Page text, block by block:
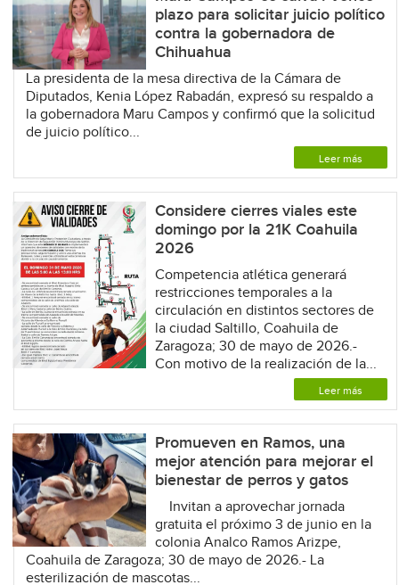
plazo para solicitar juicio político
contra la gobernadora de
Chihuahua
La presidenta de la mesa directiva de la Cámara de
Diputados, Kenia López Rabadán, expresó su respaldo a
la gobernadora Maru Campos y confirmó que la solicitud
de juicio político...
Leer más
Considere cierres viales este
domingo por la 21K Coahuila
2026
Competencia atlética generará
restricciones temporales a la
circulación en distintos sectores de
la ciudad Saltillo, Coahuila de
Zaragoza; 30 de mayo de 2026.-
Con motivo de la realización de la...
Leer más
Promueven en Ramos, una
mejor atención para mejorar el
bienestar de perros y gatos
Invitan a aprovechar jornada
gratuita el próximo 3 de junio en la
colonia Analco Ramos Arizpe,
Coahuila de Zaragoza; 30 de mayo de 2026.- La
esterilización de mascotas...